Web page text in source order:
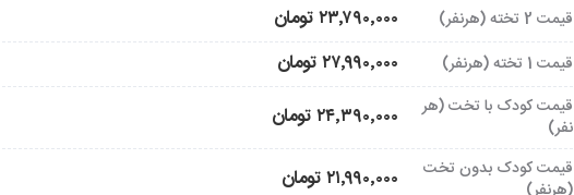
قیمت 2 تخته (هرنفر) ۲۳٬۷۹۰٬۰۰۰ تومان
قیمت 1 تخته (هرنفر) ۲۷٬۹۹۰٬۰۰۰ تومان
قیمت کودک با تخت (هر
نفر)
۲۴٬۳۹۰٬۰۰۰ تومان
قیمت کودک بدون تخت
۲۱٬۹۹۰٬۰۰۰ تومان